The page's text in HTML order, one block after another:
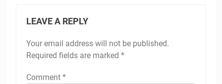
LEAVE A REPLY
Your email address will not be published.
Required fields are marked *
Comment *